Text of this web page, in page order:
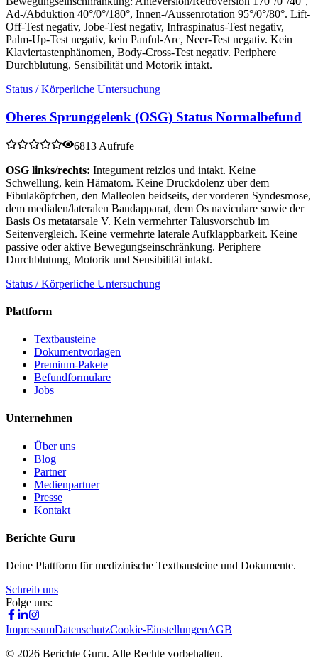
Ad-/Abduktion 40°/0°/180°, Innen-/Aussenrotation 95°/0°/80°. Lift-
Off-Test negativ, Jobe-Test negativ, Infraspinatus-Test negativ,
Palm-Up-Test negativ, kein Panful-Arc, Neer-Test negativ. Kein
Klaviertastenphänomen, Body-Cross-Test negativ. Periphere
Durchblutung, Sensibilität und Motorik intakt.
Status / Körperliche Untersuchung
Oberes Sprunggelenk (OSG) Status Normalbefund
6813 Aufrufe
OSG links/rechts: Integument reizlos und intakt. Keine
Schwellung, kein Hämatom. Keine Druckdolenz über dem
Fibulaköpfchen, den Malleolen beidseits, der vorderen Syndesmose,
dem medialen/lateralen Bandapparat, dem Os naviculare sowie der
Basis Os metatarsale V. Kein vermehrter Talusvorschub im
Seitenvergleich. Keine vermehrte laterale Aufklappbarkeit. Keine
passive oder aktive Bewegungseinschränkung. Periphere
Durchblutung, Motorik und Sensibilität intakt.
Status / Körperliche Untersuchung
Plattform
Textbausteine
Dokumentvorlagen
Premium-Pakete
Befundformulare
Jobs
Unternehmen
Über uns
Blog
Partner
Medienpartner
Presse
Kontakt
Berichte Guru
Deine Plattform für medizinische Textbausteine und Dokumente.
Schreib uns
Folge uns:
ImpressumDatenschutzCookie-EinstellungenAGB
© 2026 Berichte Guru. Alle Rechte vorbehalten.